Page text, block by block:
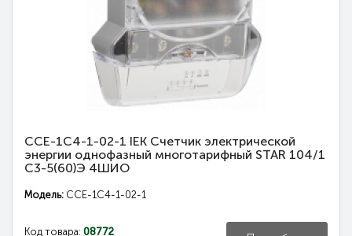
CCE-1C4-1-02-1 IEK Счетчик электрической
энергии однофазный многотарифный STAR 104/1
С3-5(60)Э 4ШИО
Модель: CCE-1C4-1-02-1
Код товара: 08772